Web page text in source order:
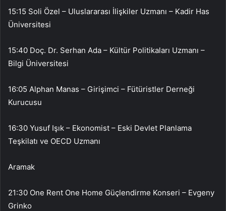
15:15 Soli Özel – Uluslararası İlişkiler Uzmanı – Kadir Has
Üniversitesi
15:40 Doç. Dr. Serhan Ada – Kültür Politikaları Uzmanı –
Bilgi Üniversitesi
16:05 Alphan Manas – Girişimci – Fütüristler Derneği
Kurucusu
16:30 Yusuf Işık – Ekonomist – Eski Devlet Planlama
Teşkilatı ve OECD Uzmanı
Aramak
21:30 One Rent One Home Güçlendirme Konseri – Evgeny
Grinko